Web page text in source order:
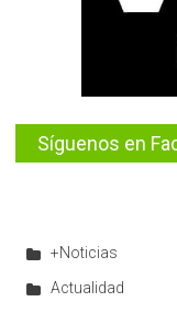
Síguenos en
+Noticias
Actualidad